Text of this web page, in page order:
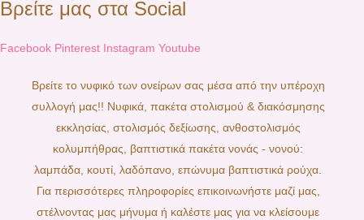
Βρείτε μας στα Social
Facebook Pinterest Instagram Youtube
Βρείτε το νυφικό των ονείρων σας μέσα από την υπέροχη
συλλογή μας!! Νυφικά, πακέτα στολισμού & διακόσμησης
εκκλησίας, στολισμός δεξίωσης, ανθοστολισμός
κολυμπήθρας, βαπτιστικά πακέτα νονάς - νονού:
λαμπάδα, κουτί, λαδόπανο, επώνυμα βαπτιστικά ρούχα.
Για περισσότερες πληροφορίες επικοινωνήστε μαζί μας,
στέλνοντας μας μήνυμα ή καλέστε μας για να κλείσουμε